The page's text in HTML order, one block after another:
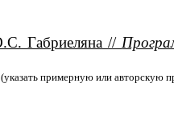
Габриеляна //
(указать примерную или авторскую